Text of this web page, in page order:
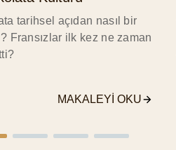
tarihsel açıdan nasıl bir
Fransızlar ilk kez ne zaman
MAKALEYI OKU